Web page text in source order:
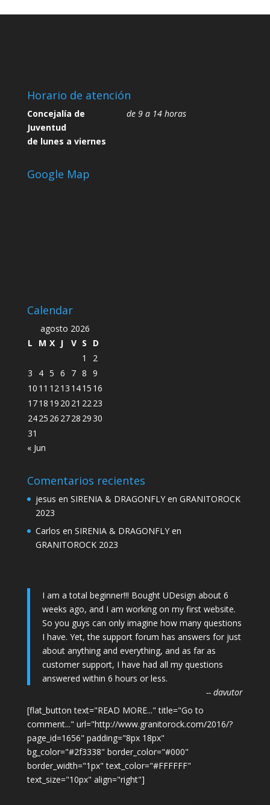
Horario de atención
Concejalía de
Juventud
de lunes a viernes
de 9 a 14 horas
Google Map
Calendar
agosto 2026
L
M X J V S
D
1
2
3
4 5 6 7 8 9
10 11 12 13 1415 16
1718 19 20 21 22 23
2425 26 2728 2930
31
« Jun
Comentarios recientes
jesus en SIRENIA & DRAGONFLY en GRANITOROCK
2023
Carlos en SIRENIA & DRAGONFLY en
GRANITOROCK 2023
I am a total beginner!!! Bought UDesign about 6
weeks ago, and I am working on my first website.
So you guys can only imagine how many questions
I have. Yet, the support forum has answers for just
about anything and everything, and as far as
customer support, I have had all my questions
answered within 6 hours or less.
-- davutor
[flat_button text="READ MORE..." title="Go to
comment..." url="http://www.granitorock.com/2016/?
page_id=1656" padding="8px 18px"
bg_color="#2f3338" border_color="#000"
border_width="1px" text_color="#FFFFFF"
text_size="10px" align="right"]